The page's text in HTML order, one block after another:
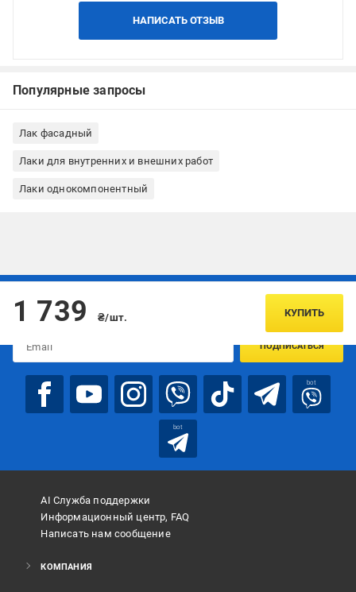
НАПИСАТЬ ОТЗЫВ
Популярные запросы
Лак фасадный
Лаки для внутренних и внешних работ
Лаки однокомпонентный
1 739 ₴/шт. КУПИТЬ
Подписывайтесь, чтобы узнавать первым об акцияx и
ПОДПИСАТЬСЯ
bot
bot
AI Служба поддержки
Информационный центр, FAQ
Написать нам сообщение
КОМПАНИЯ